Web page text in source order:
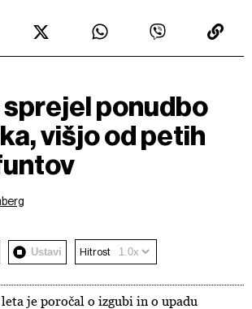
ponudbo
višjo od petih
Ustavi Hitrost
je poročal o izgubi in o upadu